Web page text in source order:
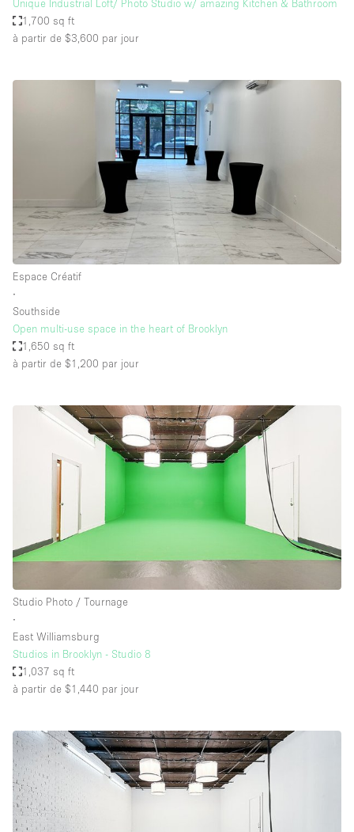
Unique Industrial Loft/ Photo Studio w/ amazing Kitchen & Bathroom
1,700 sq ft
à partir de $3,600 par jour
Espace Créatif
∙
Southside
Open multi-use space in the heart of Brooklyn
1,650 sq ft
à partir de $1,200 par jour
Studio Photo / Tournage
∙
East Williamsburg
Studios in Brooklyn - Studio 8
1,037 sq ft
à partir de $1,440 par jour